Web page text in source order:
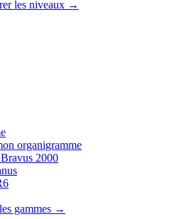
les niveaux →
organigramme
2000
gammes →